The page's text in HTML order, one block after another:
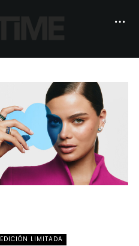
EDICIÓN LIMITADA